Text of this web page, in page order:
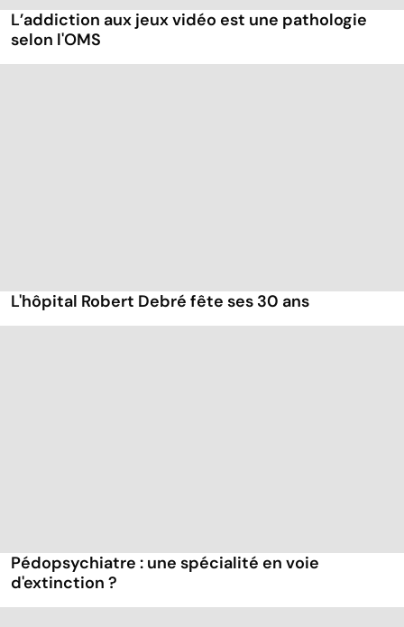
L’addiction aux jeux vidéo est une pathologie
selon l'OMS
L'hôpital Robert Debré fête ses 30 ans
Pédopsychiatre : une spécialité en voie
d'extinction ?